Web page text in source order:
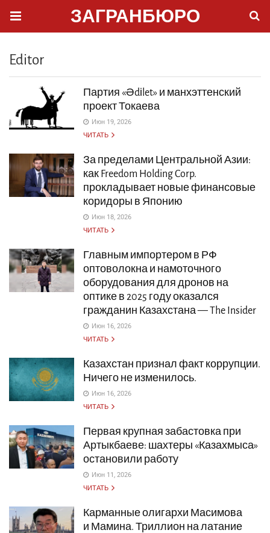
ЗАГРАНБЮРО
Editor
Партия «Әdіlet» и манхэттенский
проект Токаева
Июн 19, 2026
ЧИТАТЬ
За пределами Центральной Азии:
как Freedom Holding Corp.
прокладывает новые финансовые
коридоры в Японию
Июн 18, 2026
ЧИТАТЬ
Главным импортером в РФ
оптоволокна и намоточного
оборудования для дронов на
оптике в 2025 году оказался
гражданин Казахстана — The Insider
Июн 16, 2026
ЧИТАТЬ
Казахстан признал факт коррупции.
Ничего не изменилось.
Июн 16, 2026
ЧИТАТЬ
Первая крупная забастовка при
Артыкбаеве: шахтеры «Казахмыса»
остановили работу
Июн 11, 2026
ЧИТАТЬ
Карманные олигархи Масимова
и Мамина. Триллион на латание